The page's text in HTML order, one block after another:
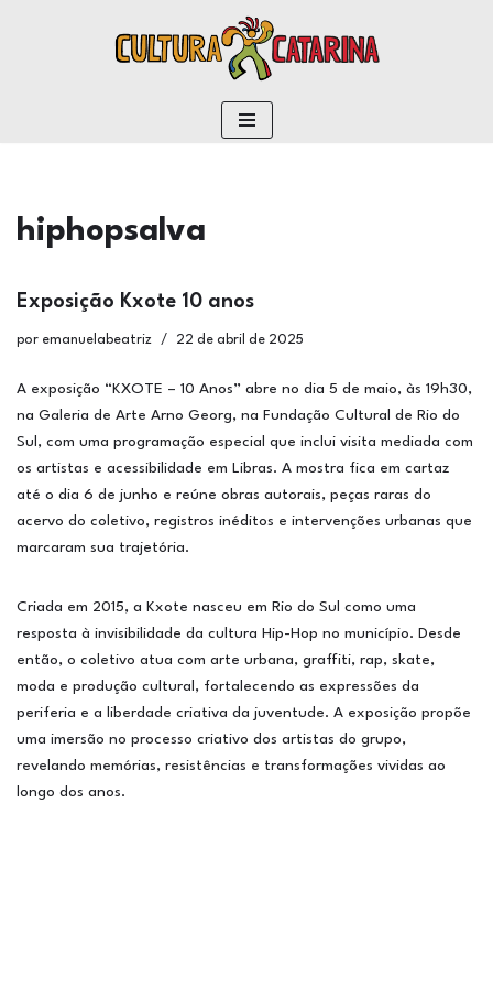
hiphopsalva
Exposição Kxote 10 anos
por emanuelabeatriz 22 de abril de 2025
A exposição “KXOTE – 10 Anos” abre no dia 5 de maio, às 19h30,
na Galeria de Arte Arno Georg, na Fundação Cultural de Rio do
Sul, com uma programação especial que inclui visita mediada com
os artistas e acessibilidade em Libras. A mostra fica em cartaz
até o dia 6 de junho e reúne obras autorais, peças raras do
acervo do coletivo, registros inéditos e intervenções urbanas que
marcaram sua trajetória.
Criada em 2015, a Kxote nasceu em Rio do Sul como uma
resposta à invisibilidade da cultura Hip-Hop no município. Desde
então, o coletivo atua com arte urbana, graffiti, rap, skate,
moda e produção cultural, fortalecendo as expressões da
periferia e a liberdade criativa da juventude. A exposição propõe
uma imersão no processo criativo dos artistas do grupo,
revelando memórias, resistências e transformações vividas ao
longo dos anos.